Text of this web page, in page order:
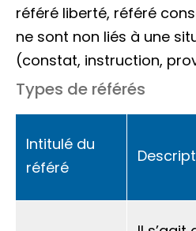
référé liberté, référé
ne sont non liés à une
(constat, instruction,
Types de référés
Intitulé du
référé